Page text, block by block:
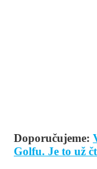
Doporučujeme:
Golfu. Je to už